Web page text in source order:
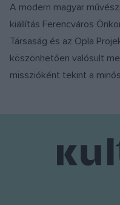
A modern magyar
kiállítás Ferencváros
Társaság és az Opla
köszönhetően valósult
misszióként tekint a